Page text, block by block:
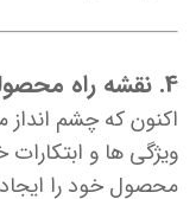
4. نقشه راه محصولت رو بساز
اکنون که چشم
ویژگی ها و ابتکارات
محصول خود را